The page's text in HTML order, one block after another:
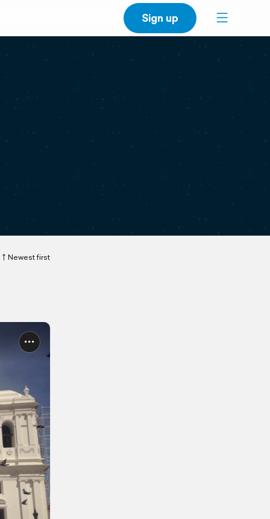
Sign up
Newest first